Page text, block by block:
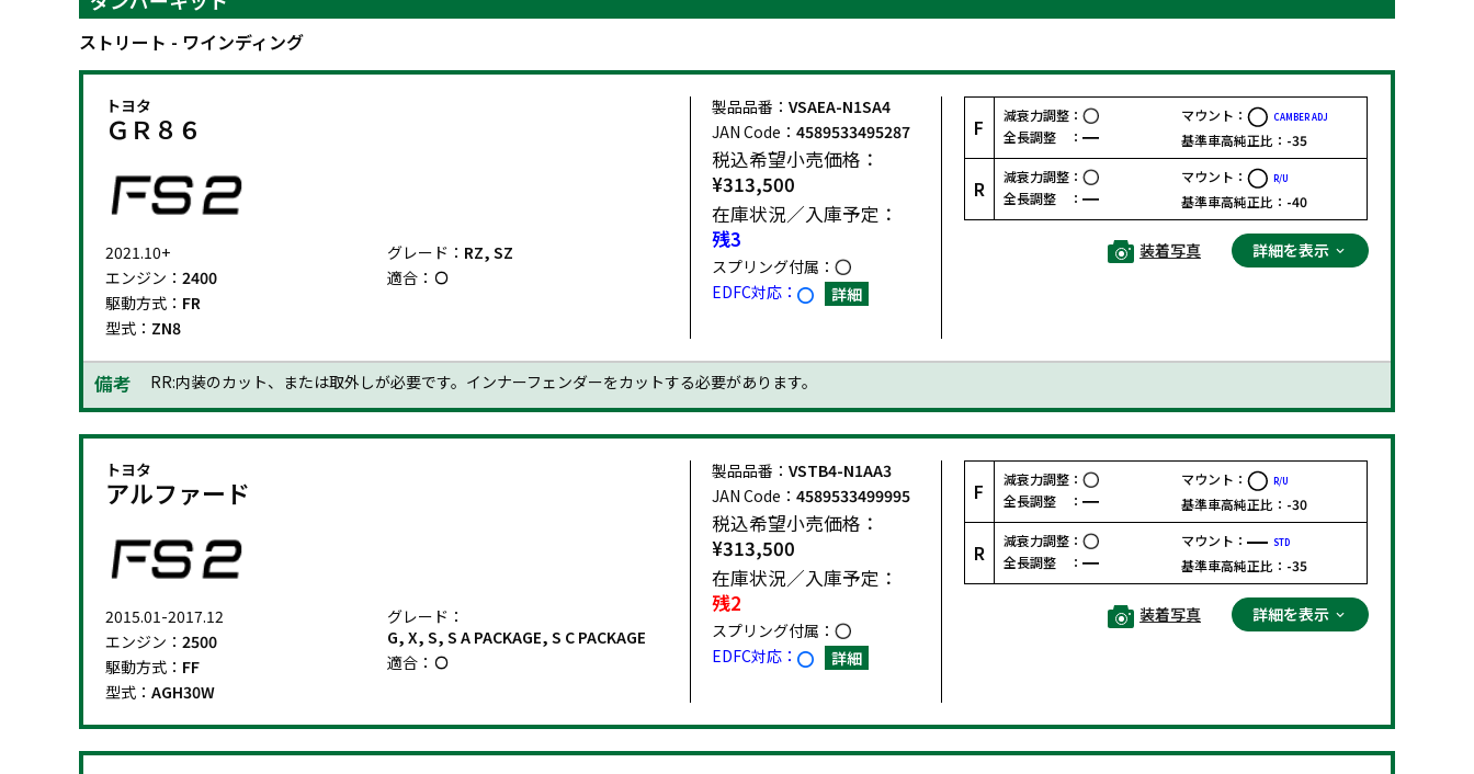
ストリート - ワインディング
トヨタ
ＧＲ８６
2021.10+
エンジン： 2400
駆動方式： FR
型式： ZN8
グレード： RZ, SZ
適合：
製品品番： VSAEA-N1SA4
JAN Code： 4589533495287
税込希望小売価格：
¥313,500
在庫状況／入庫予定：
残3
スプリング付属：
EDFC対応：
詳細
F
減衰力調整：
全長調整 ：
マウント： CAMBER ADJ
基準車高純正比： -35
R
減衰力調整：
全長調整 ：
マウント： R/U
基準車高純正比： -40
装着写真 詳細を表示
備考 RR:内装のカット、または取外しが必要です。インナーフェンダーをカットする必要があります。
トヨタ
アルファード
2015.01-2017.12
エンジン： 2500
駆動方式： FF
型式： AGH30W
グレード：
G, X, S, S A PACKAGE, S C PACKAGE
適合：
製品品番： VSTB4-N1AA3
JAN Code： 4589533499995
税込希望小売価格：
¥313,500
在庫状況／入庫予定：
残2
スプリング付属：
EDFC対応：
詳細
F
減衰力調整：
全長調整 ：
マウント： R/U
基準車高純正比： -30
R
減衰力調整：
全長調整 ：
マウント： STD
基準車高純正比： -35
装着写真 詳細を表示